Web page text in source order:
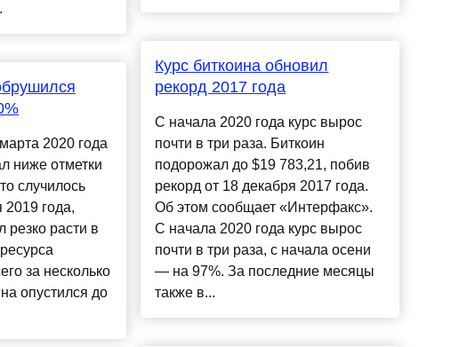
2020 года
ниже отметки
случилось
2019 года,
резко расти в
за несколько
опустился до
Курс биткоина обновил
рекорд 2017 года
С начала 2020 года курс вырос
почти в три раза. Биткоин
подорожал до $19 783,21, побив
рекорд от 18 декабря 2017 года.
Об этом сообщает «Интерфакс».
С начала 2020 года курс вырос
почти в три раза, с начала осени
— на 97%. За последние месяцы
также в...